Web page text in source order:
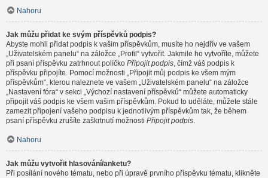
Nahoru
Jak můžu přidat ke svým příspěvků podpis?
Abyste mohli přidat podpis k vašim příspěvkům, musíte ho nejdřív ve vašem
„Uživatelském panelu“ na záložce „Profil“ vytvořit. Jakmile ho vytvoříte, můžete
při psaní příspěvku zatrhnout políčko Připojit podpis, čímž váš podpis k
příspěvku připojíte. Pomocí možnosti „Připojit můj podpis ke všem mým
příspěvkům“, kterou naleznete ve vašem „Uživatelském panelu“ na záložce
„Nastavení fóra“ v sekci „Výchozí nastavení příspěvků“ můžete automaticky
připojit váš podpis ke všem vašim příspěvkům. Pokud to uděláte, můžete stále
zamezit připojení vašeho podpisu k jednotlivým příspěvkům tak, že během
psaní příspěvku zrušíte zaškrtnutí možnosti Připojit podpis.
Nahoru
Jak můžu vytvořit hlasování/anketu?
Při posílání nového tématu, nebo při úpravě prvního příspěvku tématu, klikněte